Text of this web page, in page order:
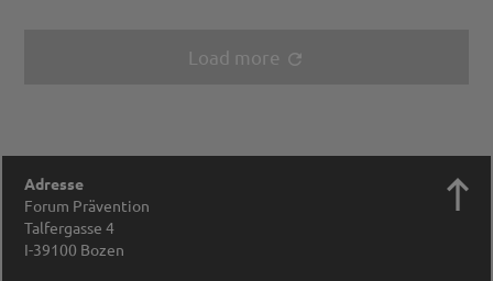
Load more refresh
Adresse
Forum Prävention
Talfergasse 4
I-39100 Bozen
